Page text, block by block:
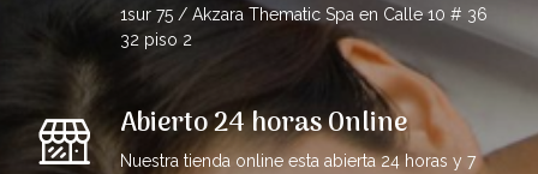
1sur 75 / Akzara Thematic Spa en Calle 10 # 36
32 piso 2
Abierto 24 horas Online
Nuestra tienda online esta abierta 24 horas y 7